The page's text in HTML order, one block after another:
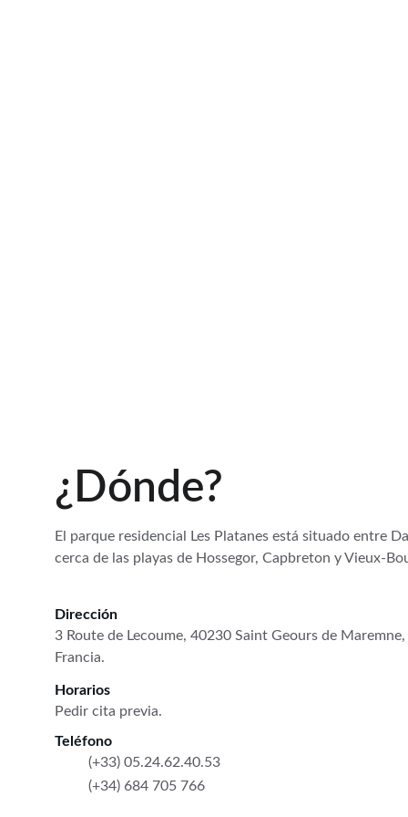
¿Dónde?
El parque residencial Les Platanes está situado entre
cerca de las playas de Hossegor, Capbreton y Vieux-
Dirección
3 Route de Lecoume, 40230 Saint Geours de Maremne,
Francia.
Horarios
Pedir cita previa.
Teléfono
(+33) 05.24.62.40.53
(+34) 684 705 766